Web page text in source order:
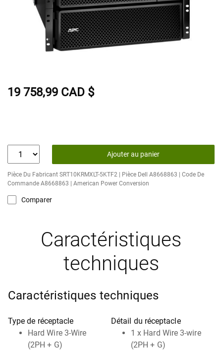
19 758,99 CAD $
Ajouter au panier
Pièce Du Fabricant SRT10KRMXLT-5KTF2 | Pièce Dell A8668863 | Code De
Commande A8668863 | American Power Conversion
Comparer
Caractéristiques
techniques
Caractéristiques techniques
Type de réceptacle
Hard Wire 3-Wire
(2PH + G)
Détail du réceptacle
1 x Hard Wire 3-wire
(2PH + G)